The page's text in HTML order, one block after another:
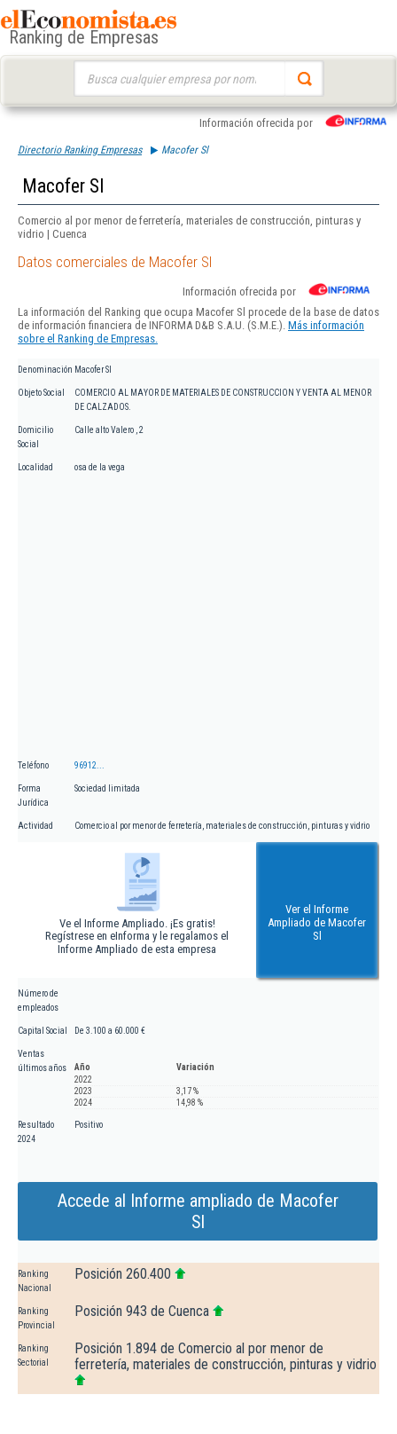
Ranking de Empresas
Información ofrecida por
Directorio Ranking Empresas Macofer Sl
Macofer Sl
Comercio al por menor de ferretería, materiales de construcción, pinturas y
vidrio | Cuenca
Datos comerciales de Macofer Sl
Información ofrecida por
La información del Ranking que ocupa Macofer Sl procede de la base de datos
de información financiera de INFORMA D&B S.A.U. (S.M.E.). Más información
sobre el Ranking de Empresas.
Denominación Macofer Sl
Objeto Social
COMERCIO AL MAYOR DE MATERIALES DE CONSTRUCCION Y VENTA AL MENOR
DE CALZADOS.
Domicilio
Social
Calle alto Valero , 2
Localidad osa de la vega
Teléfono 96912...
Forma
Jurídica
Sociedad limitada
Actividad Comercio al por menor de ferretería, materiales de construcción, pinturas y vidrio
Ve el Informe Ampliado. ¡Es gratis!
Regístrese en eInforma y le regalamos el
Informe Ampliado de esta empresa
Ver el Informe
Ampliado de Macofer
Sl
Número de
empleados
Capital Social De 3.100 a 60.000 €
Ventas
últimos años
Año
Variación
2022
2023
3,17 %
2024
14,98 %
Resultado
2024
Positivo
Accede al Informe ampliado de Macofer
Sl
Ranking
Nacional
Posición 260.400
Ranking
Provincial
Posición 943 de Cuenca
Ranking
Sectorial
Posición 1.894 de Comercio al por menor de
ferretería, materiales de construcción, pinturas y vidrio